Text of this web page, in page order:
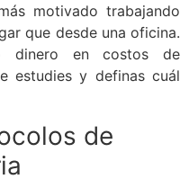
motivado trabajando
que desde una oficina.
dinero en costos de
estudies y definas cuál
de